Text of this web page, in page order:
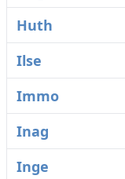
Huth
Ilse
Immo
Inag
Inge